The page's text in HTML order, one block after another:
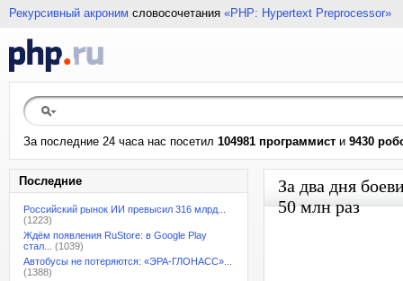
Рекурсивный акроним словосочетания «PHP: Hypertext Preprocessor»
За последние 24 часа нас посетил 104981 программист и 9430
Последние
Российский рынок ИИ превысил 316 млрд...
(1223)
Ждём появления RuStore: в Google Play
стал...
(1039)
Автобусы не потеряются: «ЭРА-ГЛОНАСС»...
(1388)
За два дня
50 млн раз